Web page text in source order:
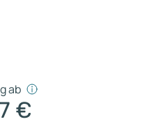
ab
€